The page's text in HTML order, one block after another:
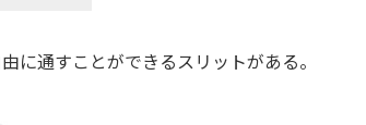
に通すことができるスリットがある。